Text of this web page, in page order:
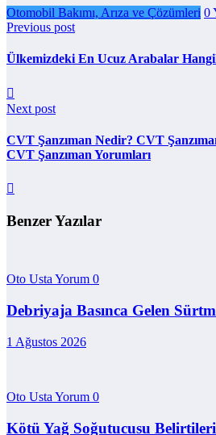
Otomobil Bakımı, Arıza ve Çözümleri 0
Previous post
Ülkemizdeki En Ucuz Arabalar
Next post
CVT Şanzıman Nedir? CVT
CVT Şanzıman Yorumları
Benzer Yazılar
Oto Usta Yorum 0
Debriyaja Basınca Gelen
1 Ağustos 2026
Oto Usta Yorum 0
Kötü Yağ Soğutucusu